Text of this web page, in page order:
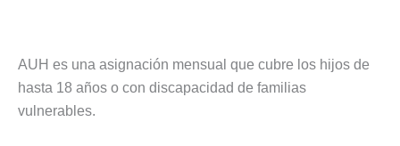
AUH es una asignación mensual que cubre los hijos de
hasta 18 años o con discapacidad de familias
vulnerables.